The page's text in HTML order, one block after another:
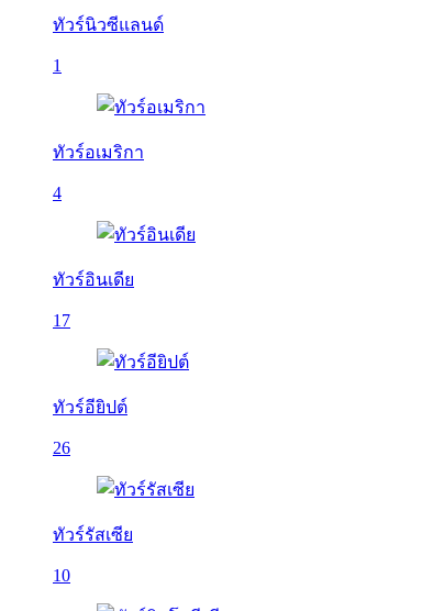
ทัวร์นิวซีแลนด์
1
ทัวร์อเมริกา
4
ทัวร์อินเดีย
17
ทัวร์อียิปต์
26
ทัวร์รัสเซีย
10